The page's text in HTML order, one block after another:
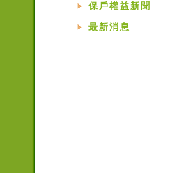
保戶權益新聞
最新消息